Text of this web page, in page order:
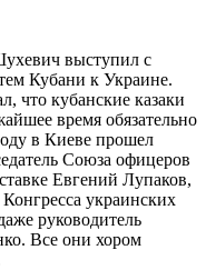
выступил с
Кубани к Украине.
что кубанские казаки
время обязательно
в Киеве прошел
Союза офицеров
Евгений Лупаков,
Конгресса украинских
руководитель
Все они хором